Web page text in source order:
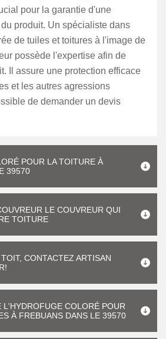
pour la garantie d'une
produit. Un spécialiste dans
de tuiles et toitures à l'image de
possède l'expertise afin de
Il assure une protection efficace
et les autres agressions
de demander un devis
POUR LA TOITURE À
39570
LE COUVREUR QUI
TOITURE
CONTACTEZ ARTISAN
L'HYDROFUGE COLORÉ POUR
À FREBUANS DANS LE 39570